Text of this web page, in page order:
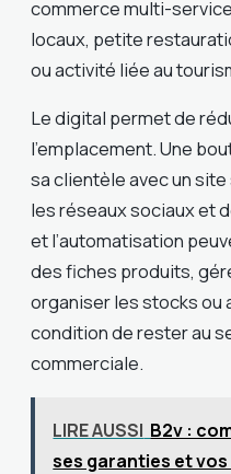
commerce multi-
locaux, petite
ou activité liée au
Le digital permet de
l’emplacement. Une
sa clientèle avec un
les réseaux sociaux et
et l’automatisation
des fiches produits,
organiser les stocks ou
condition de rester au
commerciale.
LIRE AUSSI B2v :
ses garanties et